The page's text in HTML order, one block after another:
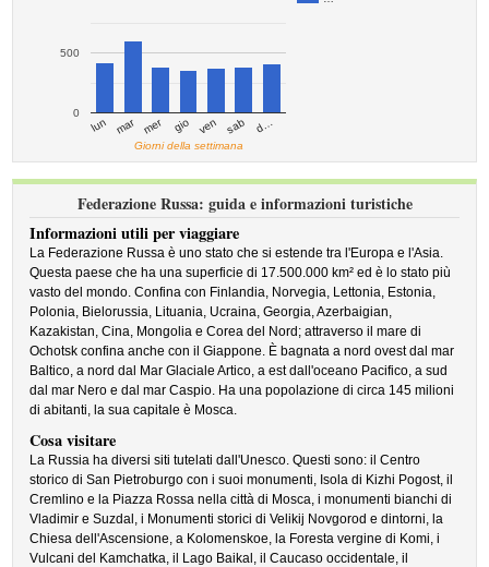
lun mar mer gio ven sab d…
0
500
Giorni della settimana
Federazione Russa: guida e informazioni turistiche
Informazioni utili per viaggiare
La Federazione Russa è uno stato che si estende tra l'Europa e l'Asia.
Questa paese che ha una superficie di 17.500.000 km² ed è lo stato più
vasto del mondo. Confina con Finlandia, Norvegia, Lettonia, Estonia,
Polonia, Bielorussia, Lituania, Ucraina, Georgia, Azerbaigian,
Kazakistan, Cina, Mongolia e Corea del Nord; attraverso il mare di
Ochotsk confina anche con il Giappone. È bagnata a nord ovest dal mar
Baltico, a nord dal Mar Glaciale Artico, a est dall'oceano Pacifico, a sud
dal mar Nero e dal mar Caspio. Ha una popolazione di circa 145 milioni
di abitanti, la sua capitale è Mosca.
Cosa visitare
La Russia ha diversi siti tutelati dall'Unesco. Questi sono: il Centro
storico di San Pietroburgo con i suoi monumenti, Isola di Kizhi Pogost, il
Cremlino e la Piazza Rossa nella città di Mosca, i monumenti bianchi di
Vladimir e Suzdal, i Monumenti storici di Velikij Novgorod e dintorni, la
Chiesa dell'Ascensione, a Kolomenskoe, la Foresta vergine di Komi, i
Vulcani del Kamchatka, il Lago Baikal, il Caucaso occidentale, il